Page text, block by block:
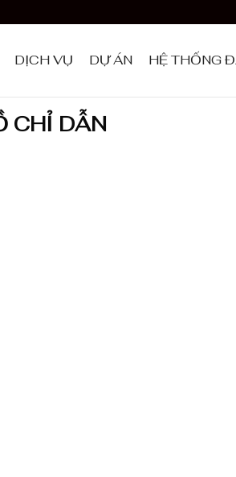
DỊCH VỤ DỰ ÁN HỆ THỐNG
CHỈ DẪN